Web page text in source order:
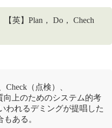
英】Plan， Do， Chech
Check（点検）、
向上のためのシステム的考
われるデミングが提唱した
ある。